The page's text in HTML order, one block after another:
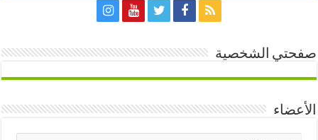
صفحتي الشخصية
الأعضاء